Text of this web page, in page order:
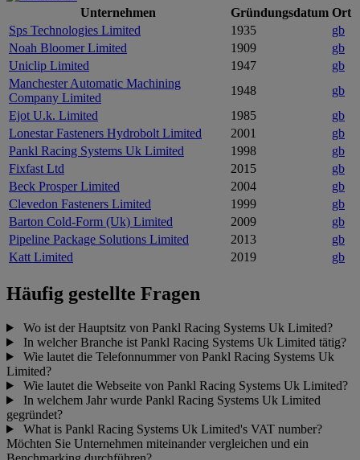
Unternehmen Gründungsdatum Ort
Sps Technologies Limited
1935
gb
Noah Bloomer Limited
1909
gb
Uniclip Limited
1947
gb
Manchester Automatic Machining
Company Limited
1948
gb
Ejot U.k. Limited
1985
gb
Lonestar Fasteners Hydrobolt Limited
2001
gb
Pankl Racing Systems Uk Limited
1998
gb
Fixfast Ltd
2015
gb
Beck Prosper Limited
2004
gb
Clevedon Fasteners Limited
1999
gb
Barton Cold-Form (Uk) Limited
2009
gb
Pipeline Package Solutions Limited
2013
gb
Katt Limited
2019 gb
Häufig gestellte Fragen
Wo ist der Hauptsitz von Pankl Racing Systems Uk Limited?
In welcher Branche ist Pankl Racing Systems Uk Limited tätig?
Wie lautet die Telefonnummer von Pankl Racing Systems Uk
Limited?
Wie lautet die Webseite von Pankl Racing Systems Uk Limited?
In welchem Jahr wurde Pankl Racing Systems Uk Limited
gegründet?
What is Pankl Racing Systems Uk Limited's VAT number?
Möchten Sie Unternehmen miteinander vergleichen und ein